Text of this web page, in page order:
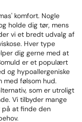
komfort. Nogle
holde dig tør, mens
vi et bredt udvalg af
Hver type
dig gerne med at
er et populært
og hypoallergeniske
med følsom hud.
som er utroligt
Vi tilbyder mange
på at finde den